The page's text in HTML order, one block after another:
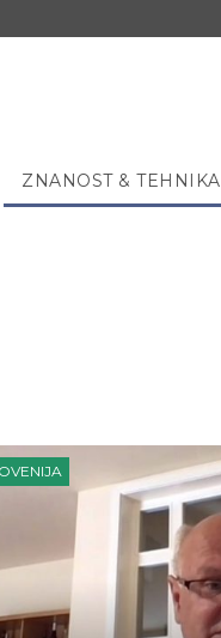
ZNANOST & TEHNIKA